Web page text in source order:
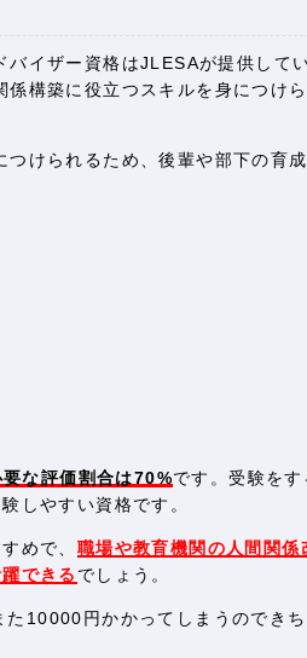
バイザー資格はJLESAが提供して
構築に役立つスキルを身につけら
つけられるため、後輩や部下の育
な評価割合は70%です。受験をす
しやすい資格です。
めで、 職場や教育機関の人間関係
できる でしょう。
10000円かかってしまうのでき